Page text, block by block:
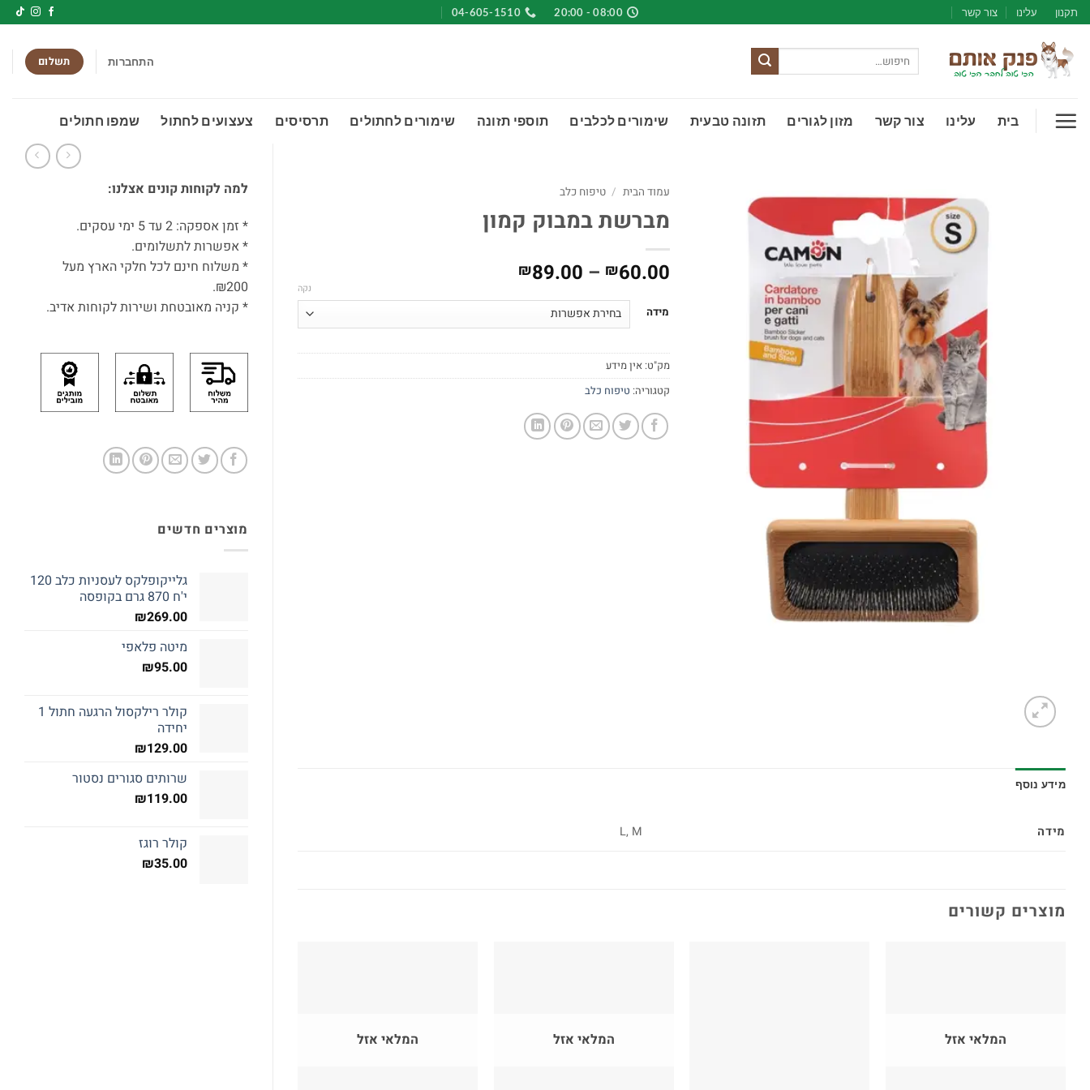
Skip
to
content
תקנון עלינו צור קשר 08:00 - 20:00
04-605-1510
עבור:
התחברות תשלום
בית עלינו צור קשר מזון לגורים תזונה טבעית שימורים לכלבים תוספי תזונה שימורים לחתולים תרסיסים צעצועים לחתול שמפו חתולים
למה לקוחות קונים אצלנו:
* זמן אספקה: 2 עד 5 ימי עסקים.
* אפשרות לתשלומים.
* משלוח חינם לכל חלקי הארץ מעל
₪200.
* קניה מאובטחת ושירות לקוחות אדיב.
מוצרים חדשים
גלייקופלקס לעסניות כלב 120
י'ח 870 גרם בקופסה
₪269.00
מיטה פלאפי
₪95.00
קולר רילקסול הרגעה חתול 1
יחידה
₪129.00
שרותים סגורים נסטור
₪119.00
קולר רוגז
₪35.00
עמוד הבית / טיפוח כלב
מברשת במבוק קמון
₪60.00
–
₪89.00
עד
⁦₪89.00⁩
מידה
נקה
מק"ט:אין מידע
קטגוריה: טיפוח כלב
מידע נוסף
מידה L, M
מוצרים קשורים
המלאי אזל המלאי אזל המלאי אזל